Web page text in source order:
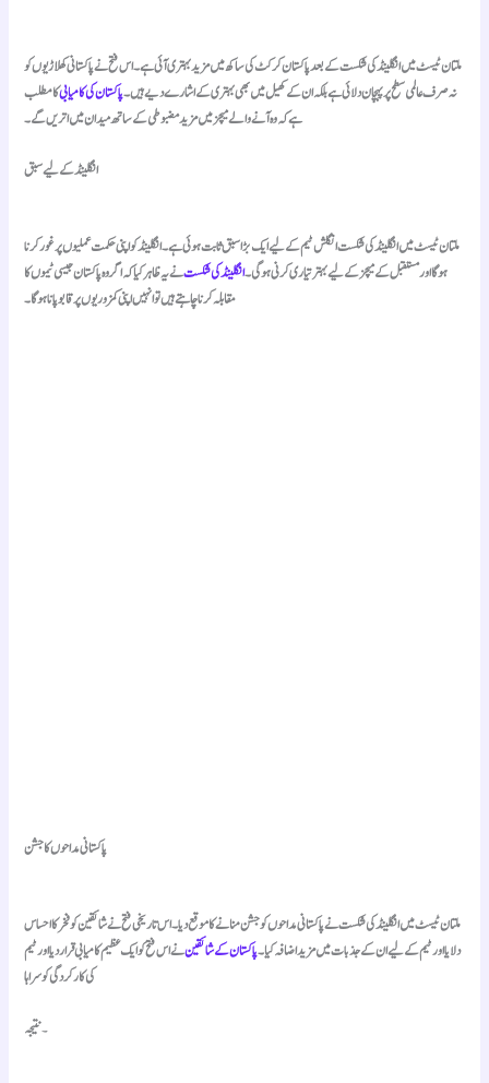
ملتان ٹیسٹ میں انگلینڈ کی شکست کے بعد پاکستان کرکٹ کی ساکھ میں مزید بہتری آئی ہے۔ اس فتح نے پاکستانی کھلاڑیوں کو
نہ صرف عالمی سطح پر پہچان دلائی ہے بلکہ ان کے کھیل میں بھی بہتری کے اشارے دیے ہیں۔پاکستان کی کامیابیکا مطلب
ہے کہ وہ آنے والے میچز میں مزید مضبوطی کے ساتھ میدان میں اتریں گے۔
انگلینڈ کے لیے سبق
ملتان ٹیسٹ میں انگلینڈ کی شکست انگلش ٹیم کے لیے ایک بڑا سبق ثابت ہوئی ہے۔ انگلینڈ کو اپنی حکمت عملیوں پر غور کرنا
ہوگا اور مستقبل کے میچز کے لیے بہتر تیاری کرنی ہوگی۔انگلینڈ کی شکستنے یہ ظاہر کیا کہ اگر وہ پاکستان جیسی ٹیموں کا
مقابلہ کرنا چاہتے ہیں تو انہیں اپنی کمزوریوں پر قابو پانا ہوگا۔
پاکستانی مداحوں کا جشن
ملتان ٹیسٹ میں انگلینڈ کی شکست نے پاکستانی مداحوں کو جشن منانے کا موقع دیا۔ اس تاریخی فتح نے شائقین کو فخر کا احساس
دلایا اور ٹیم کے لیے ان کے جذبات میں مزید اضافہ کیا۔پاکستان کے شائقیننے اس فتح کو ایک عظیم کامیابی قرار دیا اور ٹیم
کی کارکردگی کو سراہا
۔نتیجہ